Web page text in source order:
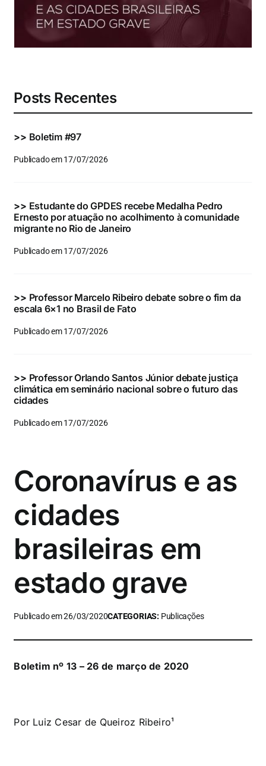
Eventos e Certificados
Comunicação
para:
Posts Recentes
>> Boletim #97
Publicado em 17/07/2026
>> Estudante do GPDES recebe Medalha Pedro
Ernesto por atuação no acolhimento à comunidade
migrante no Rio de Janeiro
Publicado em 17/07/2026
>> Professor Marcelo Ribeiro debate sobre o fim da
escala 6×1 no Brasil de Fato
Publicado em 17/07/2026
>> Professor Orlando Santos Júnior debate justiça
climática em seminário nacional sobre o futuro das
cidades
Publicado em 17/07/2026
Coronavírus e as
cidades
brasileiras em
estado grave
Publicado em 26/03/2020CATEGORIAS: Publicações
Boletim nº 13 – 26 de março de 2020
Por Luiz Cesar de Queiroz Ribeiro¹